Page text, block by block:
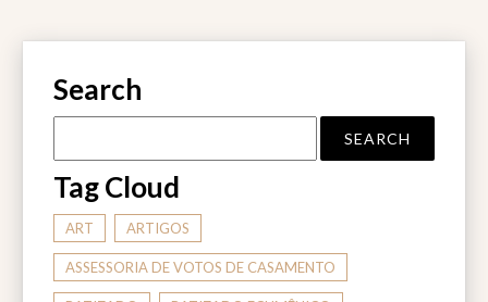
Search
Tag Cloud
ART ARTIGOS
ASSESSORIA DE VOTOS DE CASAMENTO